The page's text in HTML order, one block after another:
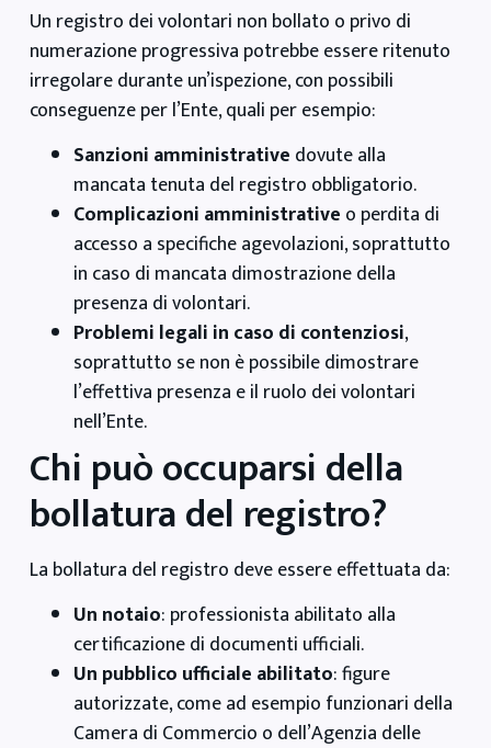
Un registro dei volontari non bollato o privo di
numerazione progressiva potrebbe essere ritenuto
irregolare durante un’ispezione, con possibili
conseguenze per l’Ente, quali per esempio:
Sanzioni amministrative dovute alla
mancata tenuta del registro obbligatorio.
Complicazioni amministrative o perdita di
accesso a specifiche agevolazioni, soprattutto
in caso di mancata dimostrazione della
presenza di volontari.
Problemi legali in caso di contenziosi,
soprattutto se non è possibile dimostrare
l’effettiva presenza e il ruolo dei volontari
nell’Ente.
Chi può occuparsi della
bollatura del registro?
La bollatura del registro deve essere effettuata da:
Un notaio: professionista abilitato alla
certificazione di documenti ufficiali.
Un pubblico ufficiale abilitato: figure
autorizzate, come ad esempio funzionari della
Camera di Commercio o dell’Agenzia delle